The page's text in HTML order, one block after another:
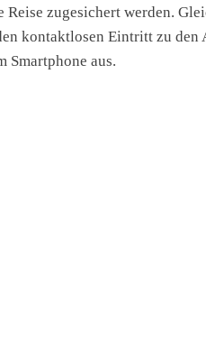
zugesichert werden.
kontaktlosen Eintritt zu den
Smartphone aus.